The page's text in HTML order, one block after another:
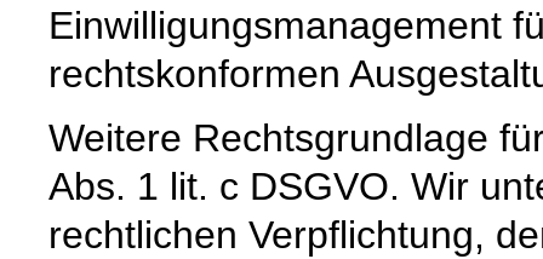
Einwilligungsmanagement
rechtskonformen
Weitere Rechtsgrundlage
Abs. 1 lit. c DSGVO. Wir
rechtlichen Verpflichtung,